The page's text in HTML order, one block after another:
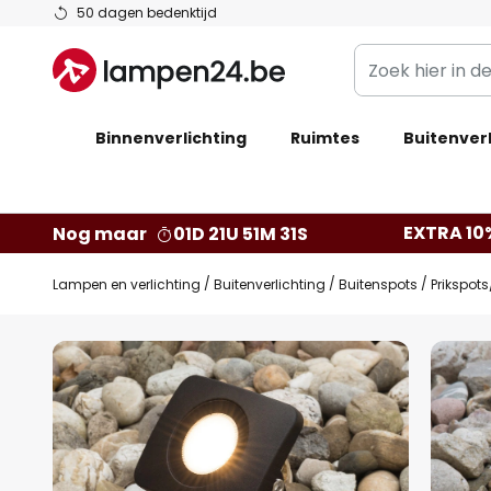
50 dagen bedenktijd
Ga
de
inhoud
Zoek
hier
de
Binnenverlichting Ruimtes
Nog maar 01D 21U 51M 30S EXTRA
Lampen en verlichting Buitenverlichting Buitenspots
Ga
naar
het
einde
van